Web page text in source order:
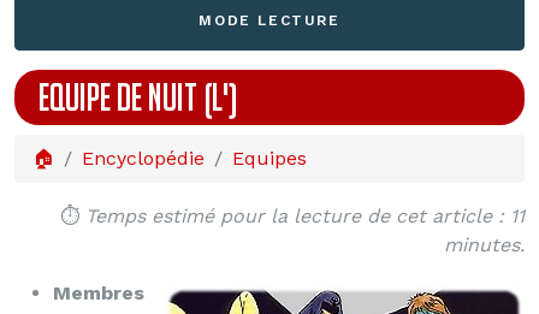
MODE LECTURE
EQUIPE DE NUIT (L')
🏠 Encyclopédie Equipes
⏱️ Temps estimé pour la lecture de cet article : 11
minutes.
Membres